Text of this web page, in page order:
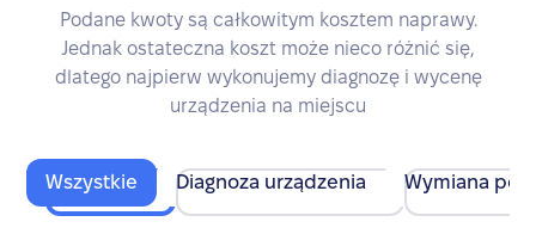
Podane kwoty są całkowitym kosztem naprawy.
Jednak ostateczna koszt może nieco różnić się,
dlatego najpierw wykonujemy diagnozę i wycenę
urządzenia na miejscu
Wszystkie Diagnoza urządzenia Wymiana